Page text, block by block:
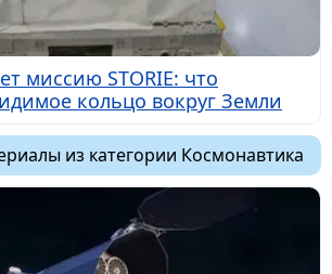
миссию STORIE: что
кольцо вокруг Земли
из категории Космонавтика